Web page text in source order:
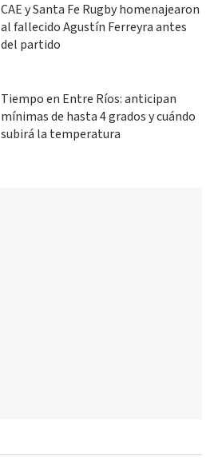
CAE y Santa Fe Rugby homenajearon
al fallecido Agustín Ferreyra antes
del partido
Tiempo en Entre Ríos: anticipan
mínimas de hasta 4 grados y cuándo
subirá la temperatura